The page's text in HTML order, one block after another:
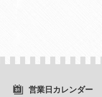
営業日カレンダー